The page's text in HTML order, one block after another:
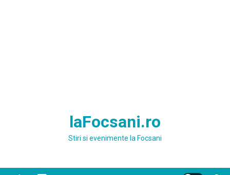
laFocsani.ro
Stiri si evenimente la Focsani